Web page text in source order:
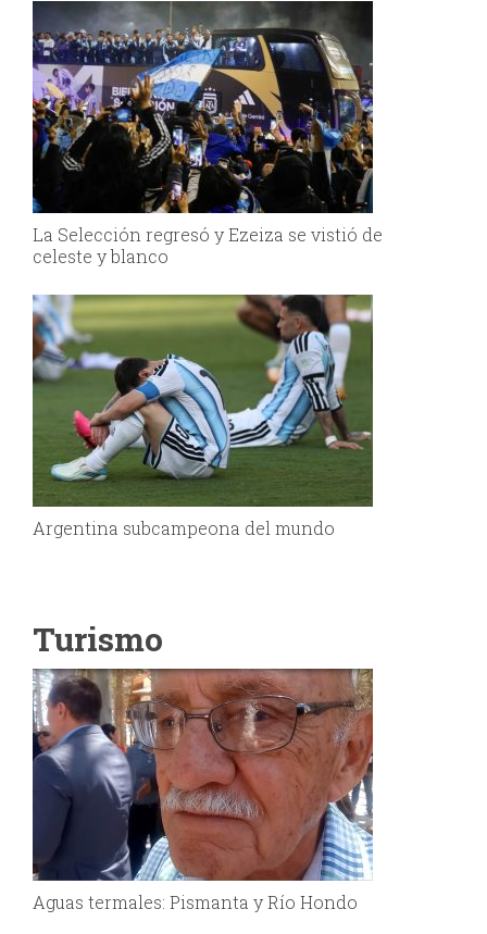
La Selección regresó y Ezeiza se vistió de
celeste y blanco
Argentina subcampeona del mundo
Turismo
Aguas termales: Pismanta y Río Hondo